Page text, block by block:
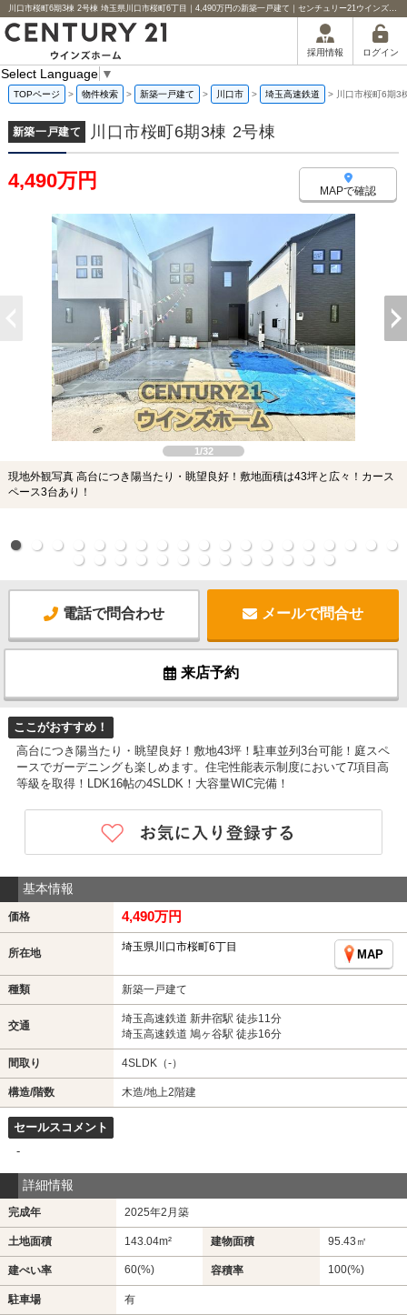
川口市桜町6期3棟 2号棟 埼玉県川口市桜町6丁目｜4,490万円の新築一戸建て｜センチュリー21ウインズホーム
採用情報 ログイン
Select Language ▼
TOPページ > 物件検索 > 新築一戸建て > 川口市 > 埼玉高速鉄道 > 川口市桜町6期3
新築一戸建て 川口市桜町6期3棟 2号棟
4,490万円 MAPで確認
1/32
現地外観写真 高台につき陽当たり・眺望良好！敷地面積は43坪と広々！カース
ペース3台あり！
電話で問合わせ メールで問合せ
来店予約
ここがおすすめ！
高台につき陽当たり・眺望良好！敷地43坪！駐車並列3台可能！庭スペ
ースでガーデニングも楽しめます。住宅性能表示制度において7項目高
等級を取得！LDK16帖の4SLDK！大容量WIC完備！
基本情報
価格 4,490万円
所在地 埼玉県川口市桜町6丁目
MAP
種類 新築一戸建て
交通
埼玉高速鉄道 新井宿駅 徒歩11分
埼玉高速鉄道 鳩ヶ谷駅 徒歩16分
間取り 4SLDK（-）
構造/階数 木造/地上2階建
セールスコメント
-
詳細情報
完成年 2025年2月築
土地面積 143.04m² 建物面積 95.43㎡
建ぺい率 60(%) 容積率 100(%)
駐車場 有